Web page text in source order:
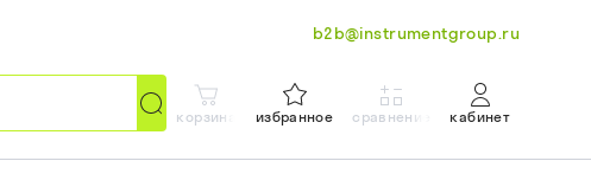
b2b@instrumentgroup.ru
корзина избранное сравнение кабинет